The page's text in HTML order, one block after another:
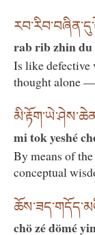
rab rib zhin du
Is like defective
thought alone —
mi tok yeshé
By means of
conceptual
chö zé dömé